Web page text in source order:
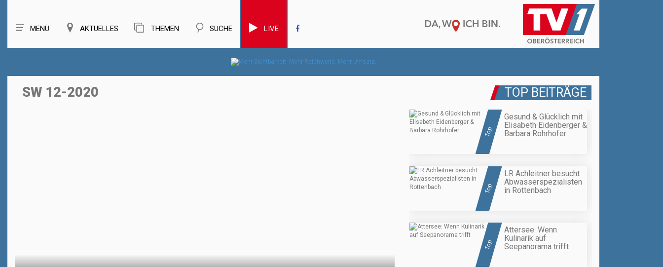
MENÜ AKTUELLES THEMEN SUCHE LIVE
SW 12-2020 TOP BEITRÄGE
Top
Gesund & Glücklich mit
Elisabeth Eidenberger &
Barbara Rohrhofer
Top
LR Achleitner besucht
Abwasserspezialisten
in Rottenbach
Top
Attersee: Wenn
Kulinarik auf
Seepanorama trifft